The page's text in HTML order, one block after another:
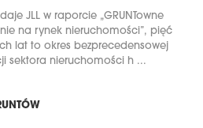
JLL w raporcie „GRUNTowne
na rynek nieruchomości”, pięć
lat to okres bezprecedensowej
sektora nieruchomości h ...